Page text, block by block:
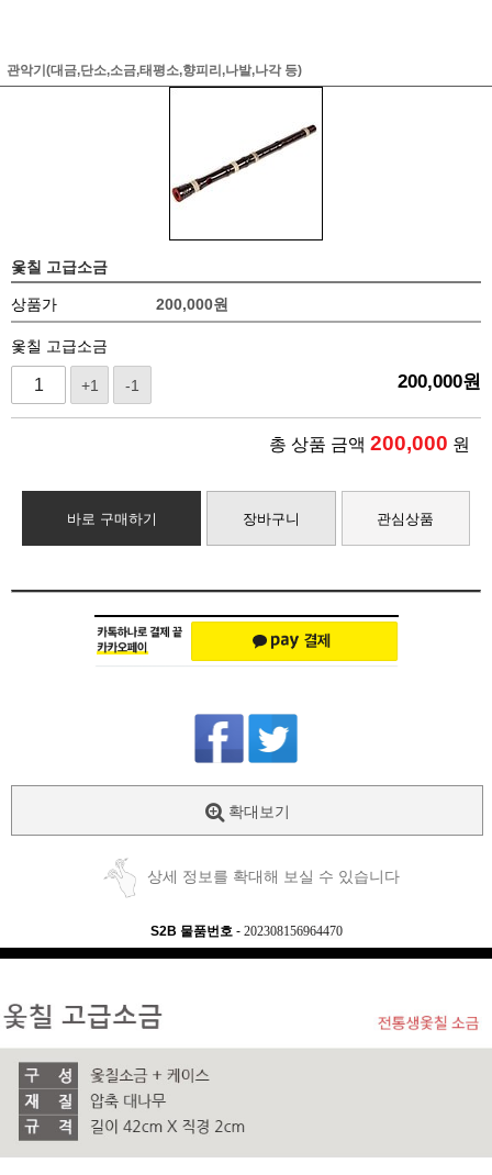
관악기(대금,단소,소금,태평소,향피리,나발,나각 등)
옻칠 고급소금
상품가 200,000원
옻칠 고급소금
+1 -1 200,000원
총 상품 금액 200,000 원
바로 구매하기 장바구니 관심상품
확대보기
상세 정보를 확대해 보실 수 있습니다
S2B 물품번호 - 202308156964470